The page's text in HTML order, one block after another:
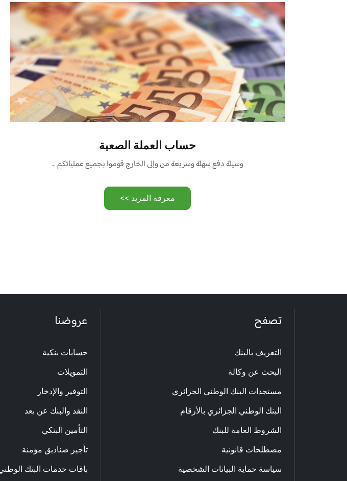
حساب العملة الصعبة
وسيلة دفع سهلة وسريعة من وإلى الخارج قوموا بجميع عملياتكم …
معرفة المزيد >>
تصفح
التعريف بالبنك
البحث عن وكالة
مستجدات البنك الوطني الجزائري
البنك الوطني الجزائري بالأرقام
الشروط العامة للبنك
مصطلحات قانونية
سياسة حماية البيانات الشخصية
عروضنا
حسابات بنكية
التمويلات
التوفير والإدخار
النقد والبنك عن بعد
التأمين البنكي
تأجير صناديق مؤمنة
باقات خدمات البنك